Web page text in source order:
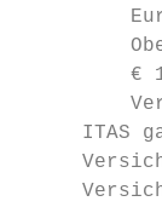
€
ITAS